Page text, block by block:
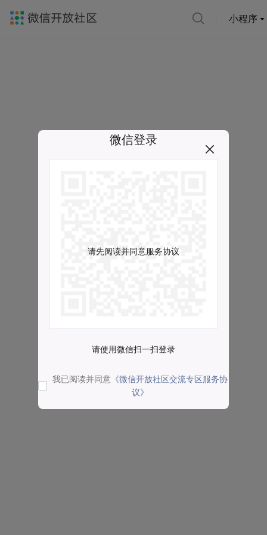
小程序
微信登录
请先阅读并同意服务协议
请使用微信扫一扫登录
我已阅读并同意 《微信开放社区交流专区服务协
议》